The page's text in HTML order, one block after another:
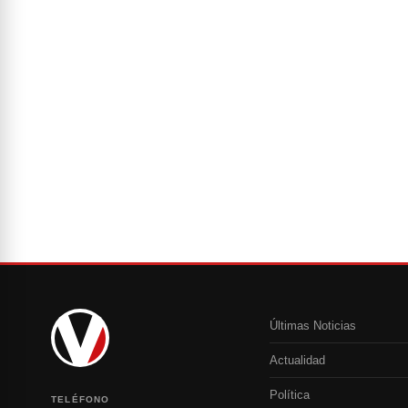
TELÉFONO
Últimas Noticias
Actualidad
Política